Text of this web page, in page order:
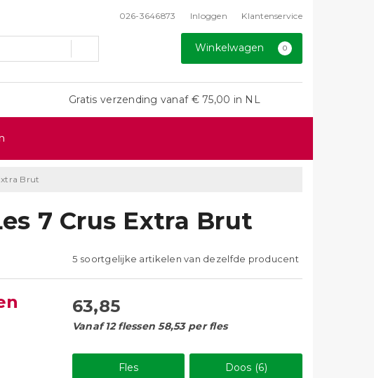
026-3646873 Inloggen Klantenservice
Winkelwagen 0
Gratis verzending vanaf € 75,00 in NL
Brut
7 Crus Extra Brut
5 soortgelijke artikelen van dezelfde producent
63,85
Vanaf 12 flessen 58,53 per fles
Fles Doos (6)